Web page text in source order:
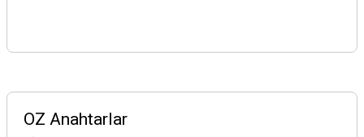
OZ Anahtarlar